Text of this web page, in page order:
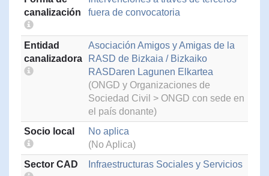
canalización
fuera de convocatoria
Entidad
canalizadora
Asociación Amigos y Amigas de la
RASD de Bizkaia / Bizkaiko
RASDaren Lagunen Elkartea
(ONGD y Organizaciones de
Sociedad Civil > ONGD con sede en
el país donante)
Socio local
No aplica
(No Aplica)
Sector CAD
Infraestructuras Sociales y Servicios